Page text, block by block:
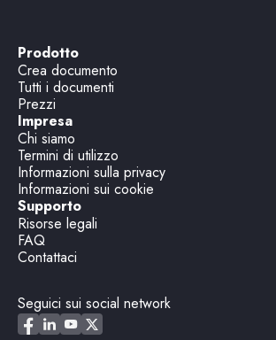
Prodotto
Crea documento
Tutti i documenti
Prezzi
Impresa
Chi siamo
Termini di utilizzo
Informazioni sulla privacy
Informazioni sui cookie
Supporto
Risorse legali
FAQ
Contattaci
Seguici sui social network